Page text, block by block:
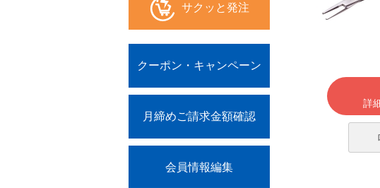
サクッと発注
クーポン・キャンペーン
月締めご請求金額確認
会員情報編集
詳